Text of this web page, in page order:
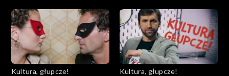
polsko-niemieckie
polsko-rosyjskie
Kultura, głupcze!
Kultura, głupcze!